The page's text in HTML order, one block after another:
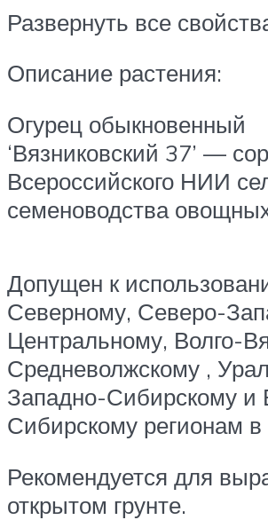
Развернуть все
Описание растения:
Огурец обыкновенный
‘Вязниковский 37’ —
Всероссийского НИИ
семеноводства
Допущен к
Северному, Северо-
Центральному, Волго-
Средневолжскому ,
Западно-Сибирскому и
Сибирскому регионам в
Рекомендуется для
открытом грунте.